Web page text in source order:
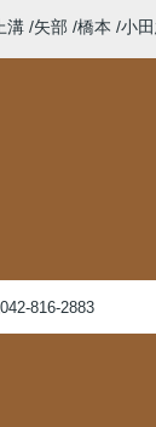
上溝 矢部 橋本 小
042-816-2883